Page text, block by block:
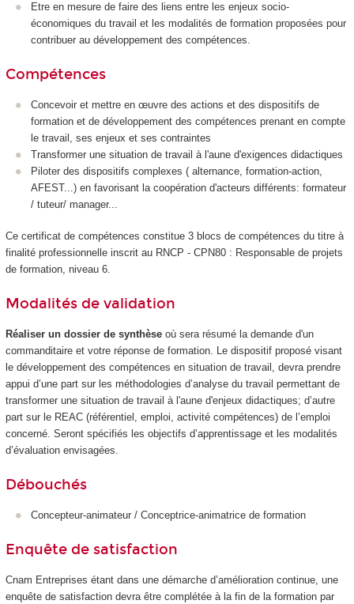
Etre en mesure de faire des liens entre les enjeux socio-
économiques du travail et les modalités de formation proposées pour
contribuer au développement des compétences.
Compétences
Concevoir et mettre en œuvre des actions et des dispositifs de
formation et de développement des compétences prenant en compte
le travail, ses enjeux et ses contraintes
Transformer une situation de travail à l'aune d'exigences didactiques
Piloter des dispositifs complexes ( alternance, formation-action,
AFEST...) en favorisant la coopération d'acteurs différents: formateur
/ tuteur/ manager...
Ce certificat de compétences constitue 3 blocs de compétences du titre à
finalité professionnelle inscrit au RNCP - CPN80 : Responsable de projets
de formation, niveau 6.
Modalités de validation
Réaliser un dossier de synthèseoù sera résumé la demande d'un
commanditaire et votre réponse de formation. Le dispositif proposé visant
le développement des compétences en situation de travail, devra prendre
appui d’une part sur les méthodologies d’analyse du travail permettant de
transformer une situation de travail à l'aune d'enjeux didactiques; d’autre
part sur le REAC (référentiel, emploi, activité compétences) de l’emploi
concerné. Seront spécifiés les objectifs d’apprentissage et les modalités
d’évaluation envisagées.
Débouchés
Concepteur-animateur / Conceptrice-animatrice de formation
Enquête de satisfaction
Cnam Entreprises étant dans une démarche d’amélioration continue, une
enquête de satisfaction devra être complétée à la fin de la formation par